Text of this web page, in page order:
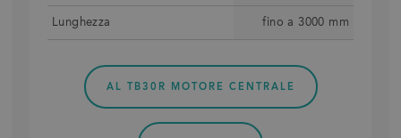
Lunghez­za fino a 3000 mm
AL TB30R MOTORE CENTRALE